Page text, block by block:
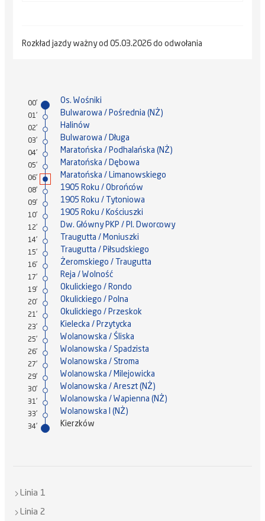
Rozkład jazdy ważny od 05.03.2026 do odwołania
00' Os. Wośniki
01' Bulwarowa / Pośrednia (NŻ)
02' Halinów
03' Bulwarowa / Długa
04' Maratońska / Podhalańska (NŻ)
05' Maratońska / Dębowa
06' Maratońska / Limanowskiego
08' 1905 Roku / Obrońców
09' 1905 Roku / Tytoniowa
10' 1905 Roku / Kościuszki
12' Dw. Główny PKP / Pl. Dworcowy
14' Traugutta / Moniuszki
15' Traugutta / Piłsudskiego
16' Żeromskiego / Traugutta
17' Reja / Wolność
19' Okulickiego / Rondo
20' Okulickiego / Polna
21' Okulickiego / Przeskok
23' Kielecka / Przytycka
25' Wolanowska / Śliska
26' Wolanowska / Spadzista
27' Wolanowska / Stroma
29' Wolanowska / Milejowicka
30' Wolanowska / Areszt (NŻ)
31' Wolanowska / Wapienna (NŻ)
33' Wolanowska I (NŻ)
34' Kierzków
Linia 1
Linia 2